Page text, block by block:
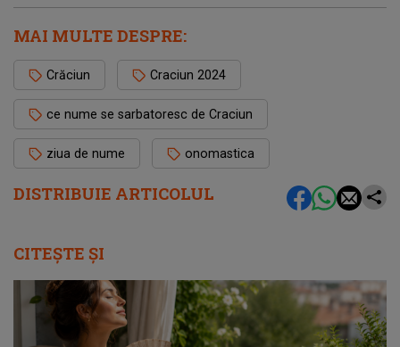
DISTRIBUIE ARTICOLUL
MAI MULTE DESPRE:
Crăciun Craciun 2024
ce nume se sarbatoresc de Craciun
ziua de nume onomastica
CITEȘTE ȘI